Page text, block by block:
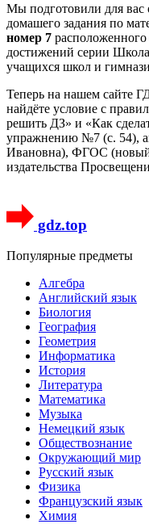
Мы подготовили для вас
домашего задания по
номер 7 расположенного
достижений серии
учащихся школ и
Теперь на нашем сайте
найдёте условие с
решить ДЗ» и «Как
упражнению №7 (с. 54),
Ивановна), ФГОС
издательства
gdz.top
Популярные предметы
Алгебра
Английский язык
Биология
География
Геометрия
Информатика
История
Литература
Математика
Музыка
Немецкий язык
Обществознание
Окружающий мир
Русский язык
Физика
Французский язык
Химия